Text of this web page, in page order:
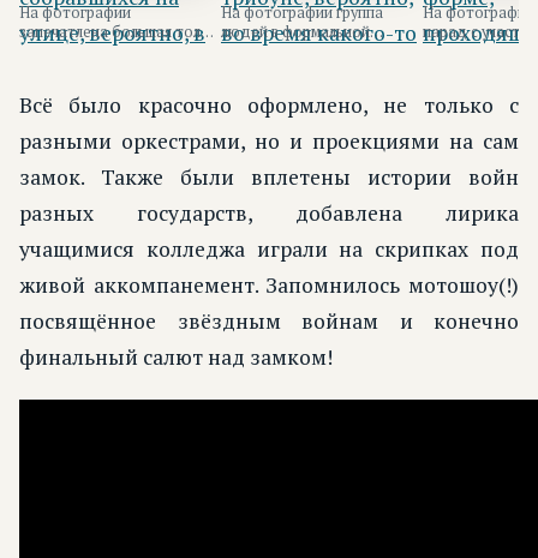
На фотографии
запечатлена большая толпа
людей, собравшихся на
На фотографии группа
людей в формальной
одежде, стоящих на
На
парад с
традиционной
Всё было красочно оформлено, не только с
разными оркестрами, но и проекциями на сам
замок. Также были вплетены истории войн
разных государств, добавлена лирика
учащимися колледжа играли на скрипках под
живой аккомпанемент. Запомнилось мотошоу(!)
посвящённое звёздным войнам и конечно
финальный салют над замком!